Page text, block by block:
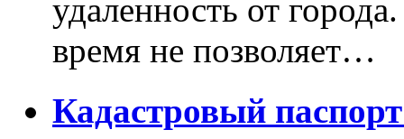
удаленность от
время не позволяет…
Кадастровый